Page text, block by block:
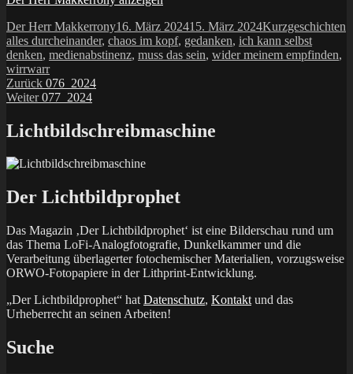
Autor
Der Herr MakkerronyVeröffentlicht
am
16. März 202415. März 2024Kategorien
Kurzgeschichten
alles durcheinander, chaos im kopf, gedanken, ich kann selbst
denken, medienabstinenz, muss das sein, wider meinem empfinden,
wirrwarr
Beitragsnavigation
Zurück Vorheriger
Beitrag:
076_2024
Weiter Nächster
077_2024
Lichtbildschreibmaschine
Der Lichtbildprophet
Das Magazin ‚Der Lichtbildprophet‘ ist eine Bilderschau rund um
das Thema LoFi-Analogfotografie, Dunkelkammer und die
Verarbeitung überlagerter fotochemischer Materialien, vorzugsweise
ORWO-Fotopapiere in der Lithprint-Entwicklung.
„Der Lichtbildprophet“ hat Datenschutz, Kontakt und das
Urheberrecht an seinen Arbeiten!
Suche